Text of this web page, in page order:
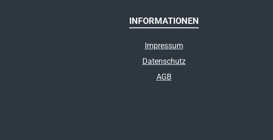
INFORMATIONEN
Impressum
Datenschutz
AGB